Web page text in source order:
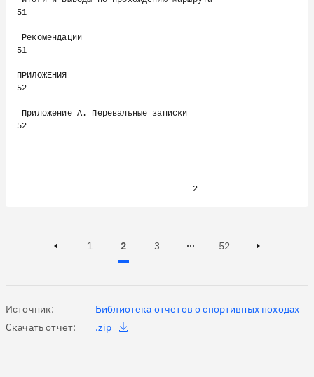
51
51
ПРИЛОЖЕНИЯ
52
52
                                   2
Page
1 Page
2 Active, Page
3 Page
52
Источник:
Библиотека отчетов о спортивных походах
Скачать отчет:
.zip